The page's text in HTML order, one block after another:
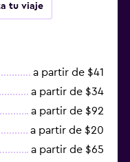
tu viaje
a partir de $41
a partir de $34
a partir de $92
a partir de $20
a partir de $65